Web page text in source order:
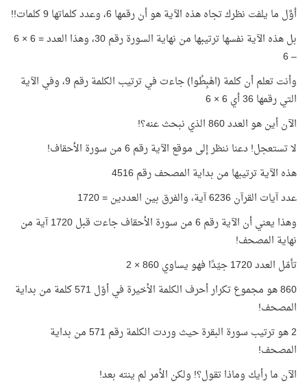
أوَّل ما يلفت نظرك تجاه هذه الآية هو أن رقمها 6، وعدد كلماتها 9 كلمات!!
بل هذه الآية نفسها ترتيبها من نهاية السورة رقم 30، وهذا العدد = 6 × 6
– 6
وأنت تعلم أن كلمة (اهْبِطُوا) جاءت في ترتيب الكلمة رقم 9، وفي الآية
التي رقمها 36 أي 6 × 6
الآن أين هو العدد 860 الذي نبحث عنه؟!
لا تستعجل! دعنا ننظر إلى موقع الآية رقم 6 من سورة الأحقاف!
هذه الآية ترتيبها من بداية المصحف رقم 4516
عدد آيات القرآن 6236 آية، والفرق بين العددين = 1720
وهذا يعني أن الآية رقم 6 من سورة الأحقاف جاءت قبل 1720 آية من
نهاية المصحف!
تأمّل العدد 1720 جيّدًا فهو يساوي 860 × 2
860 هو مجموع تكرار أحرف الكلمة الأخيرة في أوّل 571 كلمة من بداية
المصحف!
2 هو ترتيب سورة البقرة حيث وردت الكلمة رقم 571 من بداية
المصحف!
الآن ما رأيك وماذا تقول؟! ولكن الأمر لم ينته بعد!